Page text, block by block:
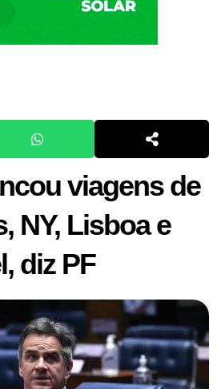
viagens de
NY, Lisboa e
diz PF